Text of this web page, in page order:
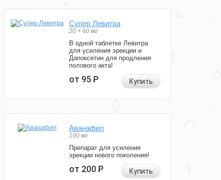
Супер Левитра
20 + 60 мг
В одной таблетке Левитра
для усиления эрекции и
Дапоксетин для продления
полового акта!
от 95Р Купить
Аванафил
100 мг
Препарат для усиления
эрекции нового поколения!
от 200Р Купить